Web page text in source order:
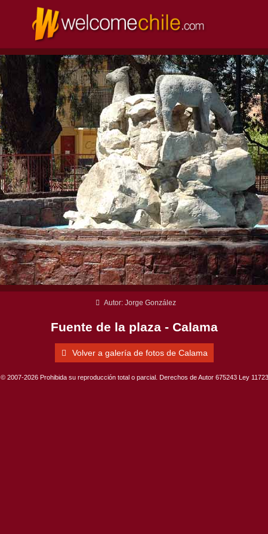
Autor: Jorge González
Fuente de la plaza - Calama
Volver a galería de fotos de Calama
© 2007-2026 Prohibida su reproducción total o parcial. Derechos de Autor 675243 Ley 11723